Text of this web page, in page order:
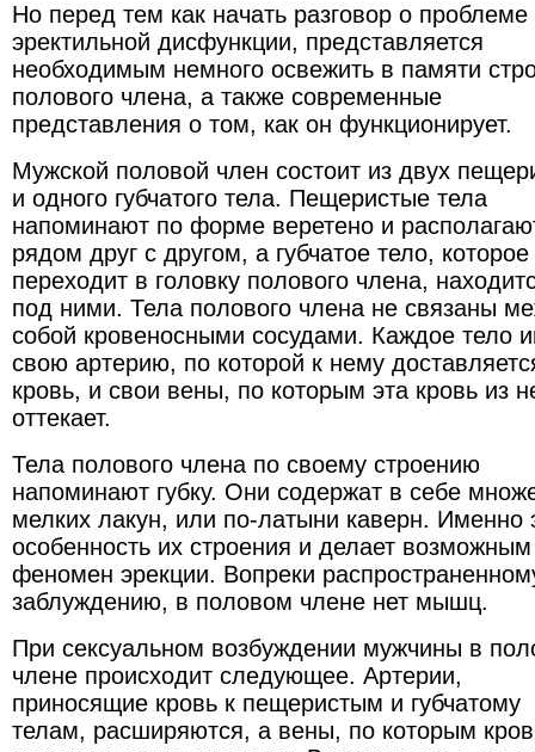
Но перед тем как начать разговор о проблеме
эректильной дисфункции, представляется
необходимым немного освежить в памяти
полового члена, а также современные
представления о том, как он функционирует.
Мужской половой член состоит из двух
и одного губчатого тела. Пещеристые тела
напоминают по форме веретено и
рядом друг с другом, а губчатое тело, которое
переходит в головку полового члена,
под ними. Тела полового члена не связаны
собой кровеносными сосудами. Каждое тело
свою артерию, по которой к нему
кровь, и свои вены, по которым эта кровь из
оттекает.
Тела полового члена по своему строению
напоминают губку. Они содержат в себе
мелких лакун, или по-латыни каверн. Именно
особенность их строения и делает возможным
феномен эрекции. Вопреки
заблуждению, в половом члене нет мышц.
При сексуальном возбуждении мужчины в
члене происходит следующее. Артерии,
приносящие кровь к пещеристым и губчатому
телам, расширяются, а вены, по которым